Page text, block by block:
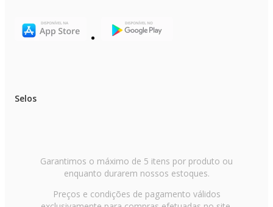
Selos
Garantimos o máximo de 5 itens por produto ou
enquanto durarem nossos estoques.
Preços e condições de pagamento válidos